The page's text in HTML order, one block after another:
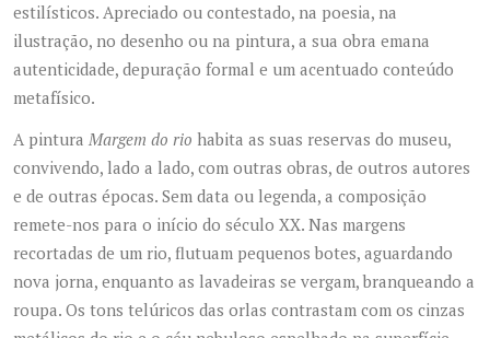
estilísticos. Apreciado ou contestado, na poesia, na
ilustração, no desenho ou na pintura, a sua obra emana
autenticidade, depuração formal e um acentuado conteúdo
metafísico.
A pintura Margem do rio habita as suas reservas do museu,
convivendo, lado a lado, com outras obras, de outros autores
e de outras épocas. Sem data ou legenda, a composição
remete-nos para o início do século XX. Nas margens
recortadas de um rio, flutuam pequenos botes, aguardando
nova jorna, enquanto as lavadeiras se vergam, branqueando a
roupa. Os tons telúricos das orlas contrastam com os cinzas